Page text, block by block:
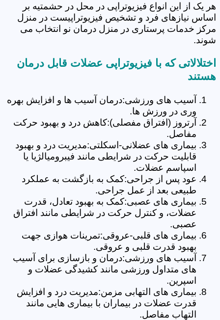
هر یک از این انواع فیزیوتراپی در محل در حشمتیه بر
اساس نیازهای فرد و تشخیص فیزیوتراپیست در منزل
مرکز خدمات پرستاری در منزل درمان نو انتخاب می
شوند.
اختلالاتی که با فیزیوتراپی عضلات قابل درمان
هستند
آسیب های ورزشی:درمان آسیب ها و افزایش بهره
وری در ورزش ها.
آرتروز (افتراق مفصلی):کاهش درد و بهبود حرکت
مفاصل.
بیماری های عضلانی-اسکلتی:مدیریت درد و بهبود
قابلیت حرکت در شرایطی مانند فیبرومیالژیا یا
اسپاسم عضلات.
عود پس از جراحی:کمک به بازگشت به عملکرد
طبیعی بعد از عمل جراحی.
بیماری های عصبی:کمک به بهبود تعادل، قدرت
عضلات، و کنترل حرکت در شرایطی مانند افتراق
عصبی.
بیماری های قلبی-عروقی:تمرینات هوازی جهت
بهبود قدرت قلبی و عروقی.
آسیب های ورزشی:درمان و بازسازی برای آسیب
های متداول ورزشی مانند کشیدگی عضلات و
اسپرین.
بیماری های التهابی مزمن:مدیریت درد و افزایش
قدرت عضلات در بیماران با بیماری هایی مانند
التهاب مفاصل.